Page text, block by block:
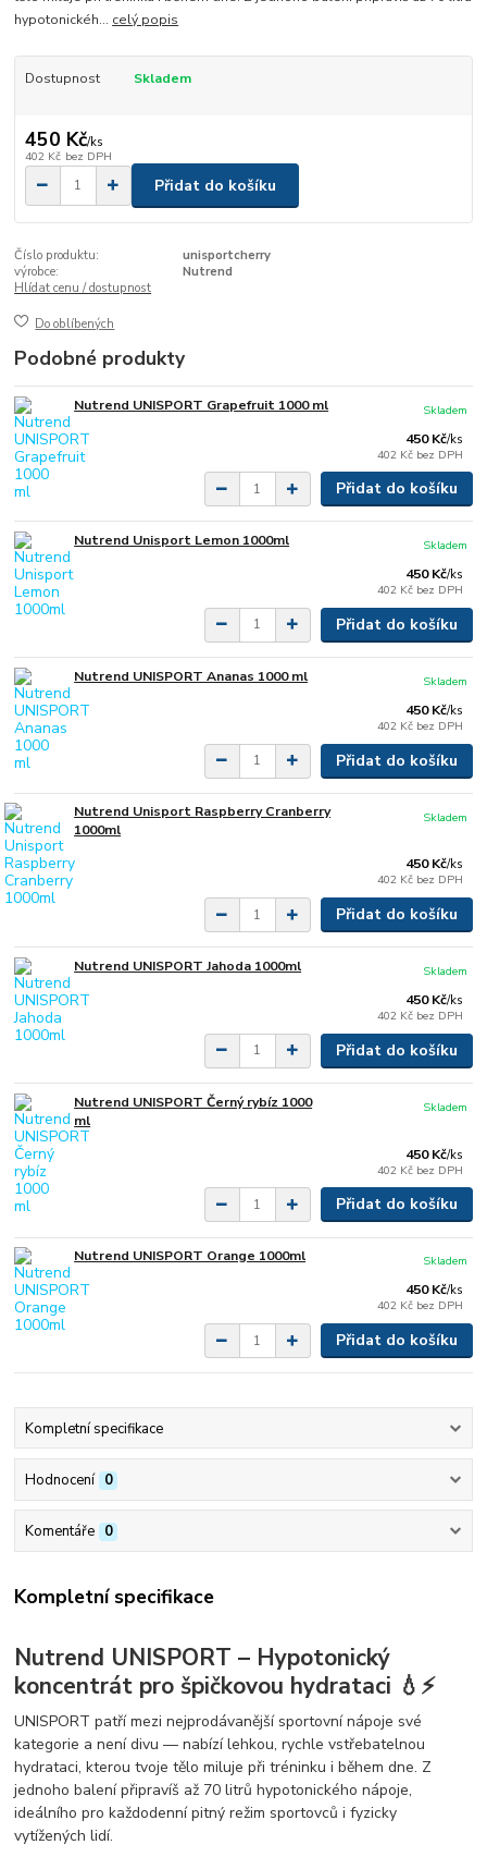
hypotonickéh... celý popis
Dostupnost Skladem
450 Kč/ks
402 Kč bez DPH
Přidat do košíku
Číslo produktu:
unisportcherry
výrobce:
Nutrend
Hlídat cenu / dostupnost
Do oblíbených
Podobné produkty
Nutrend UNISPORT Grapefruit 1000 ml
450 Kč/ks
402 Kč bez DPH
Skladem
Přidat do košíku
Nutrend Unisport Lemon 1000ml
450 Kč/ks
402 Kč bez DPH
Skladem
Přidat do košíku
Nutrend UNISPORT Ananas 1000 ml
450 Kč/ks
402 Kč bez DPH
Skladem
Přidat do košíku
Nutrend Unisport Raspberry Cranberry
1000ml
450 Kč/ks
402 Kč bez DPH
Skladem
Přidat do košíku
Nutrend UNISPORT Jahoda 1000ml
450 Kč/ks
402 Kč bez DPH
Skladem
Přidat do košíku
Nutrend UNISPORT Černý rybíz 1000
ml
450 Kč/ks
402 Kč bez DPH
Skladem
Přidat do košíku
Nutrend UNISPORT Orange 1000ml
450 Kč/ks
402 Kč bez DPH
Skladem
Přidat do košíku
Kompletní specifikace
Hodnocení 0
Komentáře 0
Kompletní specifikace
Nutrend UNISPORT – Hypotonický
koncentrát pro špičkovou hydrataci 💧⚡
UNISPORT patří mezinejprodávanější sportovní nápoje své
kategorie a není divu — nabízí lehkou, rychle vstřebatelnou
hydrataci, kterou tvoje tělo miluje při tréninku i během dne. Z
jednoho balení připravíš až 70 litrůhypotonického nápoje,
ideálního pro každodenní pitný režim sportovců i fyzicky
vytížených lidí.